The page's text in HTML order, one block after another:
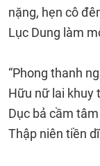
nặng, hẹn cô
Lục Dung làm
“Phong thanh
Hữu nữ lai khuy
Dục bả cầm
Thập niên tiền